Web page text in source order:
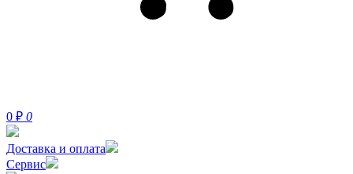
0 ₽ 0
Доставка и оплата
Сервис